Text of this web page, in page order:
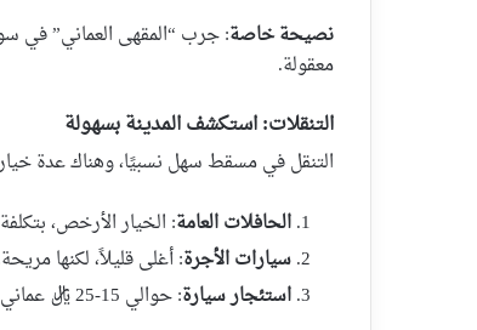
نصيحة خاصة: جرب “المقهى العماني” في
معقولة.
التنقلات: استكشف المدينة بسهولة
التنقل في مسقط سهل نسبيًا، وهناك عدة
الحافلات العامة: الخيار الأرخص، بتكلفة حوالي 0.5-1 ريال
سيارات الأجرة: أغلى قليلاً، لكنها مريحة. توقع أن تدفع 3-5 ريال
استئجار سيارة: حوالي 15-25 ريال عماني في اليوم، وهو خيار ممتاز إذا كنت تخطط لزيارة مناطق خارج المدينة.